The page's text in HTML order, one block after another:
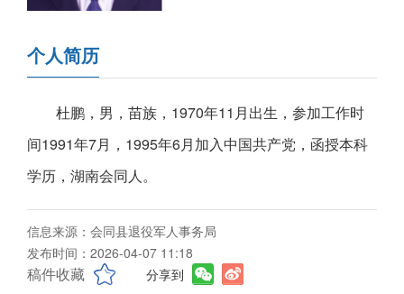
个人简历
杜鹏，男，苗族，1970年11月出生，参加工作时
间1991年7月，1995年6月加入中国共产党，函授本科
学历，湖南会同人。
信息来源：会同县退役军人事务局
发布时间：2026-04-07 11:18
稿件收藏 分享到